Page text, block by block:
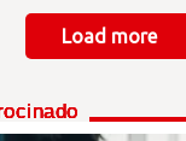
Load more